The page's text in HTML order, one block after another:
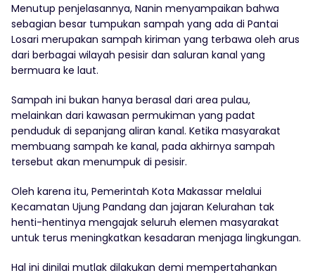
Menutup penjelasannya, Nanin menyampaikan bahwa
sebagian besar tumpukan sampah yang ada di Pantai
Losari merupakan sampah kiriman yang terbawa oleh arus
dari berbagai wilayah pesisir dan saluran kanal yang
bermuara ke laut.
Sampah ini bukan hanya berasal dari area pulau,
melainkan dari kawasan permukiman yang padat
penduduk di sepanjang aliran kanal. Ketika masyarakat
membuang sampah ke kanal, pada akhirnya sampah
tersebut akan menumpuk di pesisir.
Oleh karena itu, Pemerintah Kota Makassar melalui
Kecamatan Ujung Pandang dan jajaran Kelurahan tak
henti-hentinya mengajak seluruh elemen masyarakat
untuk terus meningkatkan kesadaran menjaga lingkungan.
Hal ini dinilai mutlak dilakukan demi mempertahankan